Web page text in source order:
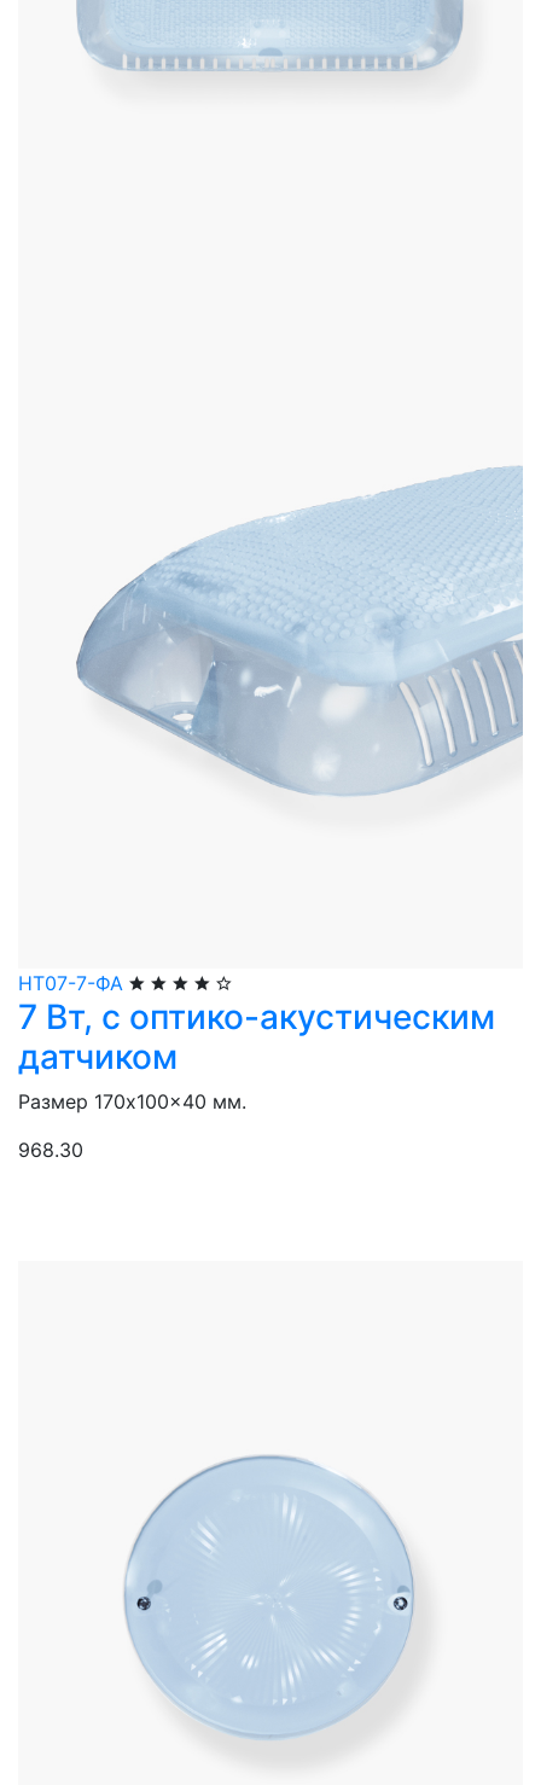
НТ07-7-ФА
7 Вт, с оптико-акустическим
датчиком
Размер 170x100x40 мм.
968.30